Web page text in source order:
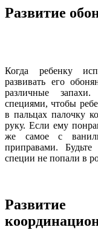
Развитие
Когда ребенку
развивать его
различные
специями, чтобы
в пальцах палочку
руку. Если ему
же самое с
приправами.
специи не попали в